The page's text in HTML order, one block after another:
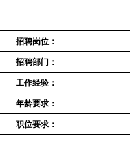
招聘岗位：
招聘部门：
工作经验：
年龄要求：
职位要求：